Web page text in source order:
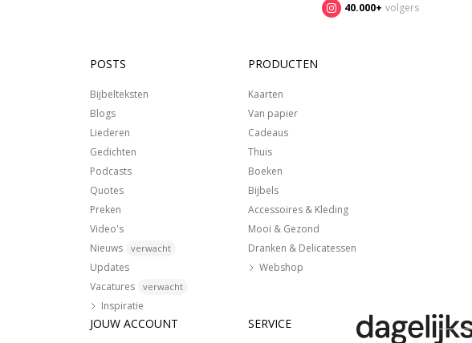
40.000+ volgers
POSTS
Bijbelteksten
Blogs
Liederen
Gedichten
Podcasts
Quotes
Preken
Video's
Nieuws
verwacht
Updates
Vacatures
verwacht
Inspiratie
PRODUCTEN
Kaarten
Van papier
Cadeaus
Thuis
Boeken
Bijbels
Accessoires & Kleding
Mooi & Gezond
Dranken & Delicatessen
Webshop
JOUW ACCOUNT SERVICE